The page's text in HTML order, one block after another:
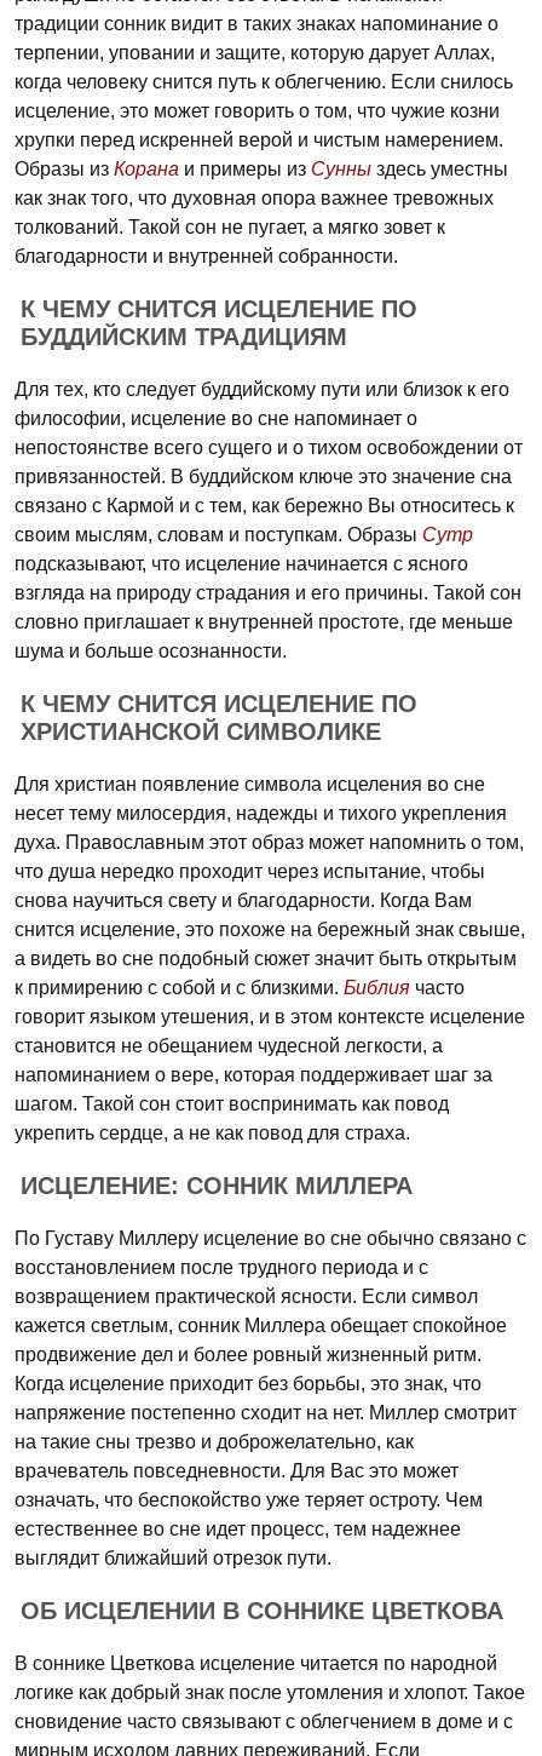
традиции сонник видит в таких знаках напоминание о
терпении, уповании и защите, которую дарует Аллах,
когда человеку снится путь к облегчению. Если снилось
исцеление, это может говорить о том, что чужие козни
хрупки перед искренней верой и чистым намерением.
Образы из Корана и примеры из Сунны здесь уместны
как знак того, что духовная опора важнее тревожных
толкований. Такой сон не пугает, а мягко зовет к
благодарности и внутренней собранности.
К ЧЕМУ СНИТСЯ ИСЦЕЛЕНИЕ ПО
БУДДИЙСКИМ ТРАДИЦИЯМ
Для тех, кто следует буддийскому пути или близок к его
философии, исцеление во сне напоминает о
непостоянстве всего сущего и о тихом освобождении от
привязанностей. В буддийском ключе это значение сна
связано с Кармой и с тем, как бережно Вы относитесь к
своим мыслям, словам и поступкам. Образы Сутр
подсказывают, что исцеление начинается с ясного
взгляда на природу страдания и его причины. Такой сон
словно приглашает к внутренней простоте, где меньше
шума и больше осознанности.
К ЧЕМУ СНИТСЯ ИСЦЕЛЕНИЕ ПО
ХРИСТИАНСКОЙ СИМВОЛИКЕ
Для христиан появление символа исцеления во сне
несет тему милосердия, надежды и тихого укрепления
духа. Православным этот образ может напомнить о том,
что душа нередко проходит через испытание, чтобы
снова научиться свету и благодарности. Когда Вам
снится исцеление, это похоже на бережный знак свыше,
а видеть во сне подобный сюжет значит быть открытым
к примирению с собой и с близкими. Библия часто
говорит языком утешения, и в этом контексте исцеление
становится не обещанием чудесной легкости, а
напоминанием о вере, которая поддерживает шаг за
шагом. Такой сон стоит воспринимать как повод
укрепить сердце, а не как повод для страха.
ИСЦЕЛЕНИЕ: СОННИК МИЛЛЕРА
По Густаву Миллеру исцеление во сне обычно связано с
восстановлением после трудного периода и с
возвращением практической ясности. Если символ
кажется светлым, сонник Миллера обещает спокойное
продвижение дел и более ровный жизненный ритм.
Когда исцеление приходит без борьбы, это знак, что
напряжение постепенно сходит на нет. Миллер смотрит
на такие сны трезво и доброжелательно, как
врачеватель повседневности. Для Вас это может
означать, что беспокойство уже теряет остроту. Чем
естественнее во сне идет процесс, тем надежнее
выглядит ближайший отрезок пути.
ОБ ИСЦЕЛЕНИИ В СОННИКЕ ЦВЕТКОВА
В соннике Цветкова исцеление читается по народной
логике как добрый знак после утомления и хлопот. Такое
сновидение часто связывают с облегчением в доме и с
мирным исходом давних переживаний. Если